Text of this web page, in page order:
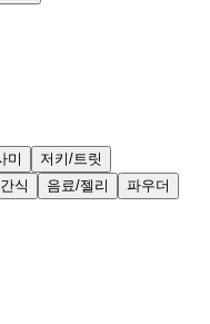
미
저키/트릿
식 음료/젤리 파우더